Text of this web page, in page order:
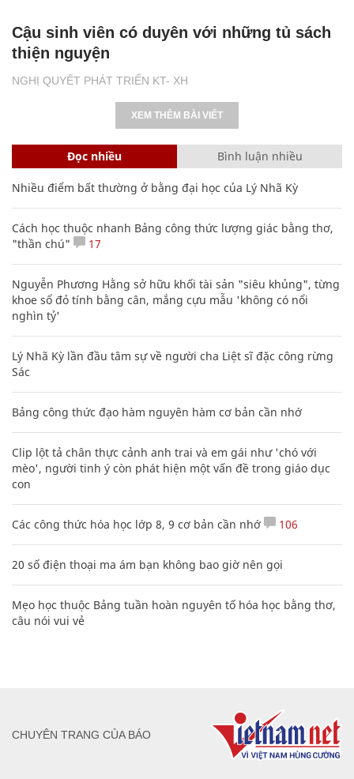
NGHỊ QUYẾT PHÁT TRIỂN KT- XH
Cậu sinh viên có duyên với những tủ sách
thiện nguyện
XEM THÊM BÀI VIẾT
Đọc nhiều Bình luận nhiều
Nhiều điểm bất thường ở bằng đại học của Lý Nhã Kỳ
Cách học thuộc nhanh Bảng công thức lượng giác bằng thơ,
"thần chú"
17
Nguyễn Phương Hằng sở hữu khối tài sản "siêu khủng", từng
khoe sổ đỏ tính bằng cân, mắng cựu mẫu 'không có nổi
nghìn tỷ'
Lý Nhã Kỳ lần đầu tâm sự về người cha Liệt sĩ đặc công rừng
Sác
Bảng công thức đạo hàm nguyên hàm cơ bản cần nhớ
Clip lột tả chân thực cảnh anh trai và em gái như 'chó với
mèo', người tinh ý còn phát hiện một vấn đề trong giáo dục
con
Các công thức hóa học lớp 8, 9 cơ bản cần nhớ 106
20 số điện thoại ma ám bạn không bao giờ nên gọi
Mẹo học thuộc Bảng tuần hoàn nguyên tố hóa học bằng thơ,
câu nói vui vẻ
CHUYÊN TRANG CỦA BÁO